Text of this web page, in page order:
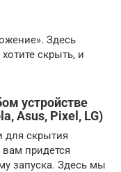
Здесь
скрыть, и
устройстве
Asus, Pixel, LG)
для скрытия
придется
запуска. Здесь мы